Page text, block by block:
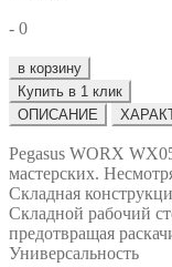
- 0
в корзину
Купить в 1 клик
ОПИСАНИЕ
Pegasus WORX
мастерских.
Складная
Складной рабочий
предотвращая
Универсальность